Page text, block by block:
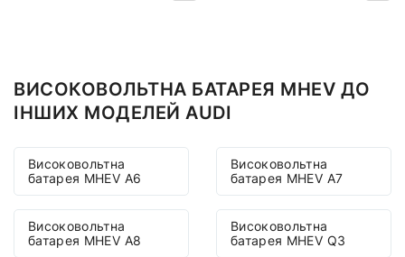
ВИСОКОВОЛЬТНА БАТАРЕЯ MHEV ДО
ІНШИХ МОДЕЛЕЙ AUDI
Високовольтна
батарея MHEV A6
Високовольтна
батарея MHEV A7
Високовольтна
батарея MHEV A8
Високовольтна
батарея MHEV Q3